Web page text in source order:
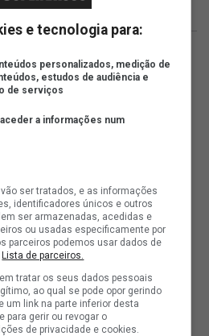
e tecnologia para:
personalizados, medição de
estudos de audiência e
de serviços
a informações num
ser tratados, e as informações
identificadores únicos e outros
ser armazenadas, acedidas e
ou usadas especificamente por
parceiros podemos usar dados de
Lista de parceiros.
tratar os seus dados pessoais
ao qual se pode opor gerindo
um link na parte inferior desta
para gerir ou revogar o
de privacidade e cookies.